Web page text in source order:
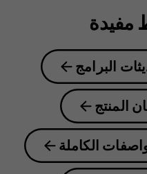
مفيدة
البرامج
المنتج
الكاملة